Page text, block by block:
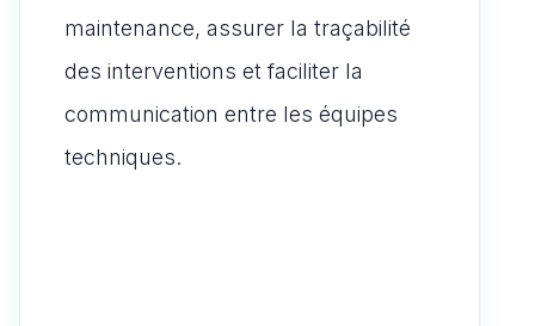
maintenance, assurer la traçabilité
des interventions et faciliter la
communication entre les équipes
techniques.